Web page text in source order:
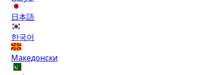
日本語
한국어
Македонски